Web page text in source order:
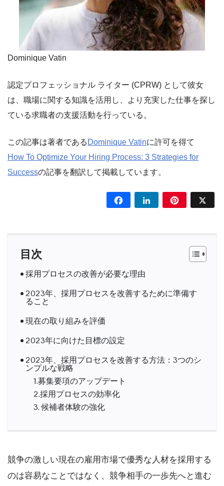
Dominique Vatin
認定プロフェッショナル ライター (CPRW) として彼女
は、職場に関する知識を活用し、より充実した仕事を探し
ている求職者の支援活動を行っている。
この記事は著者である Dominique Vatinに許可を得て
How To Optimize Your Hiring Process: 3 Strategies for
Successの記事を翻訳して掲載しています。
FacebookLinkedIn Pinterest
目次
採用プロセスの改善が必要な理由
2023年、採用プロセスを改善するために準備す
ること
現在の取り組みを評価
2023年に向けた目標の設定
2023年、採用プロセスを改善する方法：3つのシ
ンプルな戦略
1.募集要項のアップデート
2.採用プロセスの効率化
3. 候補者体験の強化
競争の激しい現在の雇用市場で優秀な人材を採用する
のは容易なことではなく、競争相手の一歩先へと進む